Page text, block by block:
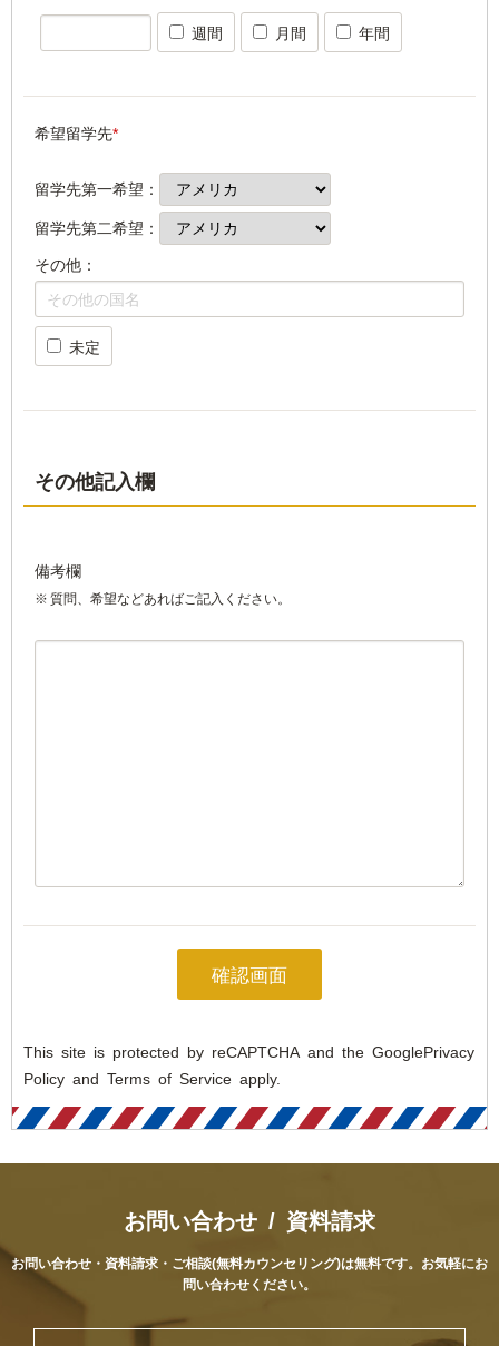
週間 月間 年間
希望留学先*
留学先第一希望：
留学先第二希望：
その他：
未定
その他記入欄
備考欄
質問、希望などあればご記入ください。
This site is protected by reCAPTCHA and the GooglePrivacy
Policy and Terms of Service apply.
お問い合わせ / 資料請求
お問い合わせ・資料請求・ご相談(無料カウンセリング)は無料です。 お気軽にお
問い合わせください。